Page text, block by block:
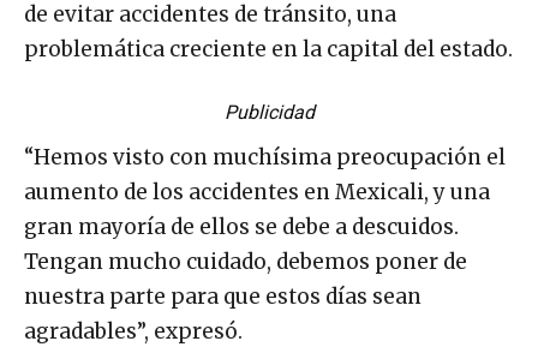
de evitar accidentes de tránsito, una
problemática creciente en la capital del estado.
Publicidad
“Hemos visto con muchísima preocupación el
aumento de los accidentes en Mexicali, y una
gran mayoría de ellos se debe a descuidos.
Tengan mucho cuidado, debemos poner de
nuestra parte para que estos días sean
agradables”, expresó.